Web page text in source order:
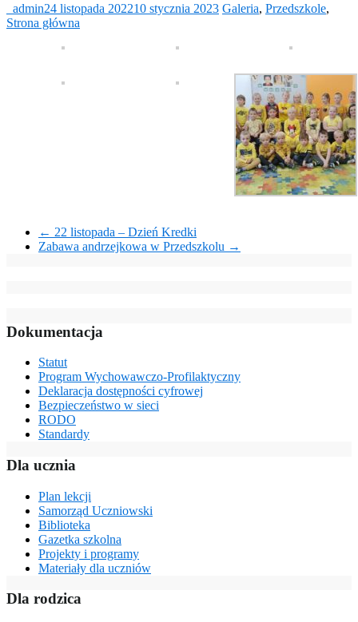
_admin24 listopada 202210 stycznia 2023 Galeria, Przedszkole,
Strona główna
← 22 listopada – Dzień Kredki
Zabawa andrzejkowa w Przedszkolu →
Dokumentacja
Statut
Program Wychowawczo-Profilaktyczny
Deklaracja dostępności cyfrowej
Bezpieczeństwo w sieci
RODO
Standardy
Dla ucznia
Plan lekcji
Samorząd Uczniowski
Biblioteka
Gazetka szkolna
Projekty i programy
Materiały dla uczniów
Dla rodzica